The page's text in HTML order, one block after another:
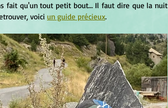
voici un guide précieux.